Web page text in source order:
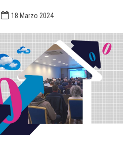
18 Marzo 2024